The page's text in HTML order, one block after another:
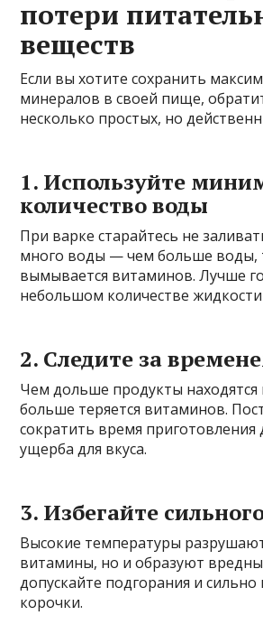
потери
веществ
Если вы хотите сохранить
минералов в своей пище,
несколько простых, но
1. Используйте
количество воды
При варке старайтесь не
много воды — чем больше воды,
вымывается витаминов. Лучше
небольшом количестве
2. Следите за
Чем дольше продукты находятся
больше теряется витаминов.
сократить время
ущерба для вкуса.
3. Избегайте
Высокие температуры
витамины, но и образуют
допускайте подгорания и
корочки.